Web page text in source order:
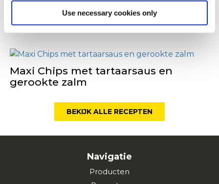
Use necessary cookies only
Maxi Chips met Padron pepers
Maxi Chips met tartaarsaus en
gerookte zalm
BEKIJK ALLE RECEPTEN
Navigatie
Producten